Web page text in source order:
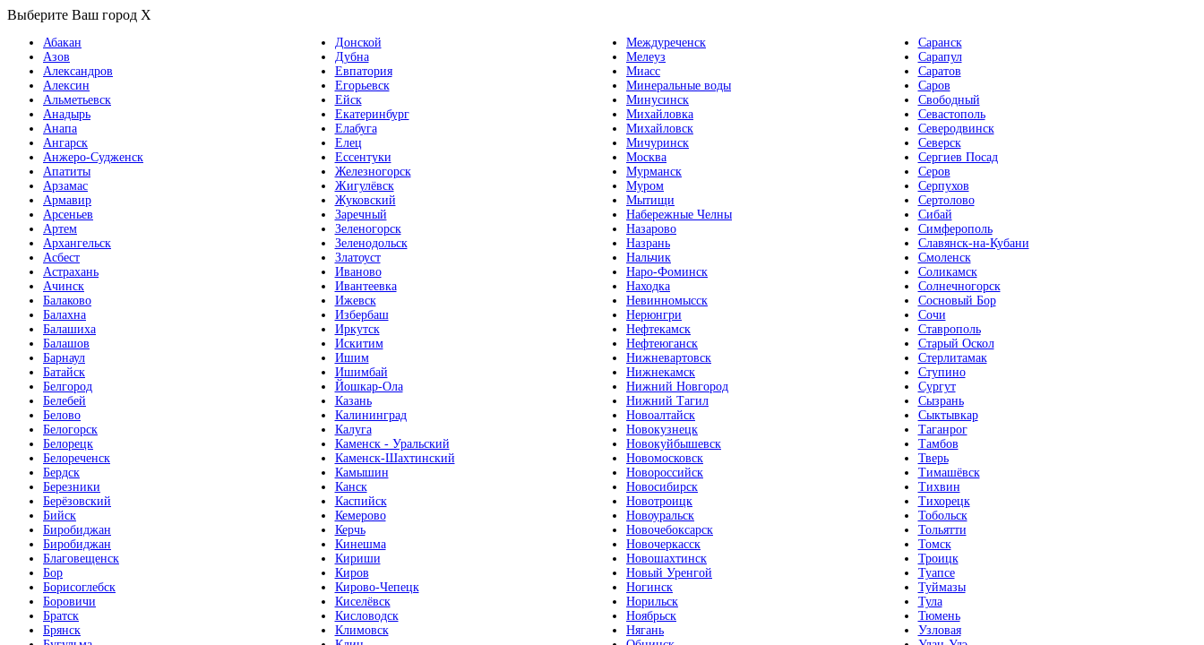
Выберите Ваш город X
Абакан
Азов
Александров
Алексин
Альметьевск
Анадырь
Анапа
Ангарск
Анжеро-Судженск
Апатиты
Арзамас
Армавир
Арсеньев
Артем
Архангельск
Асбест
Астрахань
Ачинск
Балаково
Балахна
Балашиха
Балашов
Барнаул
Батайск
Белгород
Белебей
Белово
Белогорск
Белорецк
Белореченск
Бердск
Березники
Берёзовский
Бийск
Биробиджан
Биробиджан
Благовещенск
Бор
Борисоглебск
Боровичи
Братск
Брянск
Донской
Дубна
Евпатория
Егорьевск
Ейск
Екатеринбург
Елабуга
Елец
Ессентуки
Железногорск
Жигулёвск
Жуковский
Заречный
Зеленогорск
Зеленодольск
Златоуст
Иваново
Ивантеевка
Ижевск
Избербаш
Иркутск
Искитим
Ишим
Ишимбай
Йошкар-Ола
Казань
Калининград
Калуга
Каменск - Уральский
Каменск-Шахтинский
Камышин
Канск
Каспийск
Кемерово
Керчь
Кинешма
Кириши
Киров
Кирово-Чепецк
Киселёвск
Кисловодск
Климовск
Междуреченск
Мелеуз
Миасс
Минеральные воды
Минусинск
Михайловка
Михайловск
Мичуринск
Москва
Мурманск
Муром
Мытищи
Набережные Челны
Назарово
Назрань
Нальчик
Наро-Фоминск
Находка
Невинномысск
Нерюнгри
Нефтекамск
Нефтеюганск
Нижневартовск
Нижнекамск
Нижний Новгород
Нижний Тагил
Новоалтайск
Новокузнецк
Новокуйбышевск
Новомосковск
Новороссийск
Новосибирск
Новотроицк
Новоуральск
Новочебоксарск
Новочеркасск
Новошахтинск
Новый Уренгой
Ногинск
Норильск
Ноябрьск
Нягань
Саранск
Сарапул
Саратов
Саров
Свободный
Севастополь
Северодвинск
Северск
Сергиев Посад
Серов
Серпухов
Сертолово
Сибай
Симферополь
Славянск-на-Кубани
Смоленск
Соликамск
Солнечногорск
Сосновый Бор
Сочи
Ставрополь
Старый Оскол
Стерлитамак
Ступино
Сургут
Сызрань
Сыктывкар
Таганрог
Тамбов
Тверь
Тимашёвск
Тихвин
Тихорецк
Тобольск
Тольятти
Томск
Троицк
Туапсе
Туймазы
Тула
Тюмень
Узловая